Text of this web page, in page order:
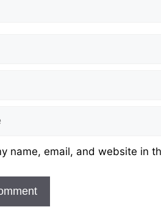
name, email, and website in